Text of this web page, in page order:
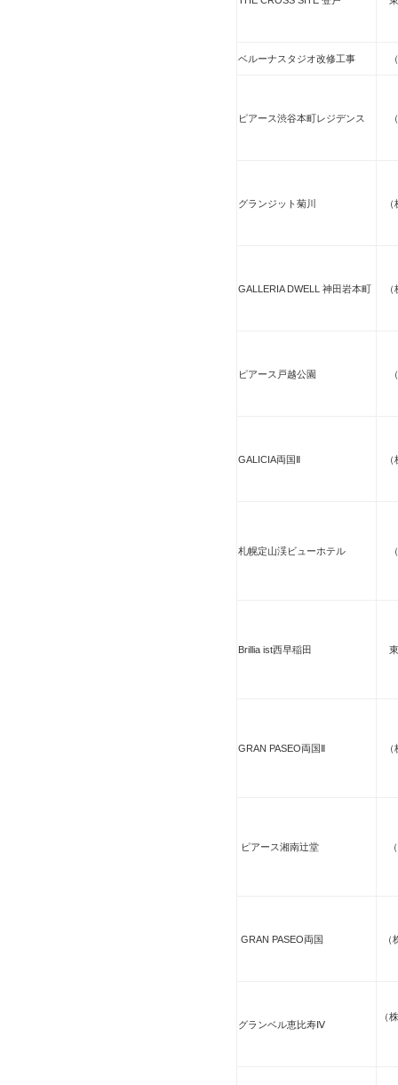
ベルーナスタジオ改修工事
ピアース渋谷本町レジデンス
グランジット菊川
GALLERIA DWELL 神田岩本町
ピアース戸越公園
GALICIA両国Ⅱ
札幌定山渓ビューホテル
Brillia ist西早稲田
GRAN PASEO両国Ⅱ
ピアース湘南辻堂
GRAN PASEO両国
グランベル恵比寿Ⅳ
（